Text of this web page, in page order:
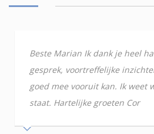
Beste Marian Ik dank je heel
gesprek, voortreffelijke
goed mee vooruit kan. Ik weet
staat. Hartelijke groeten Cor